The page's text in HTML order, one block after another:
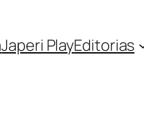
Japeri PlayEditorias